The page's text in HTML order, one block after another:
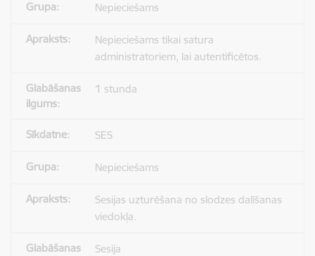
Nepieciešams
Nepieciešams tikai satura
administratoriem, lai autentificētos.
1 stunda
SES
Nepieciešams
Sesijas uzturēšana no slodzes dalīšanas
viedokļa.
Sesija